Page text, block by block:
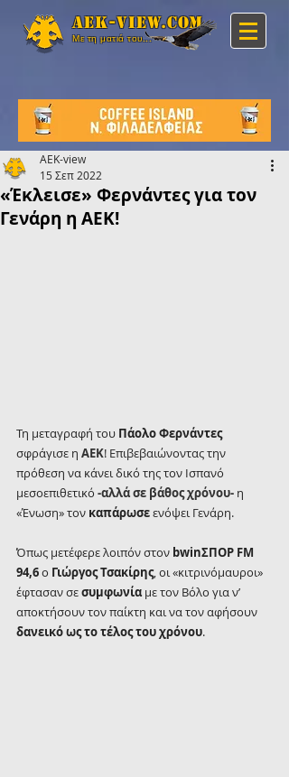
Aek-view.com
Με τη ματιά του...
«Έκλεισε» Φερνάντες για τον
Γενάρη η ΑΕΚ!
AEK-view
15 Σεπ 2022
Τη μεταγραφή του Πάολο Φερνάντες
σφράγισε η ΑΕΚ! Επιβεβαιώνοντας την
πρόθεση να κάνει δικό της τον Ισπανό
μεσοεπιθετικό -αλλά σε βάθος χρόνου- η
«Ένωση» τον καπάρωσε ενόψει Γενάρη.
Όπως μετέφερε λοιπόν στον bwinΣΠΟΡ FM
94,6 ο Γιώργος Τσακίρης, οι «κιτρινόμαυροι»
έφτασαν σε συμφωνία με τον Βόλο για ν’
αποκτήσουν τον παίκτη και να τον αφήσουν
δανεικό ως το τέλος του χρόνου.